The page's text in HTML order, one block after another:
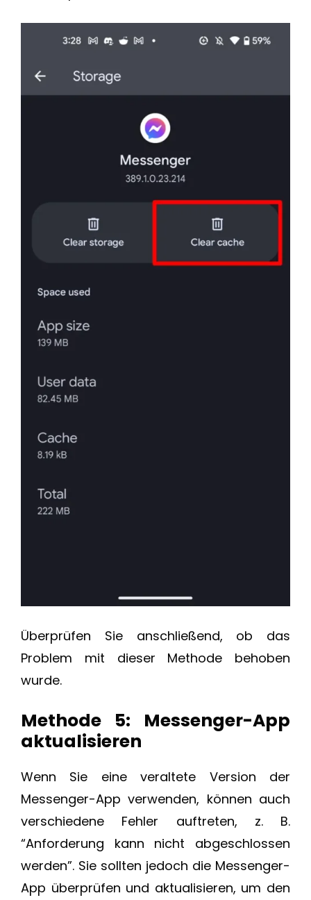
Überprüfen Sie anschließend, ob das
Problem mit dieser Methode behoben
wurde.
Methode 5: Messenger-App
aktualisieren
Wenn Sie eine veraltete Version der
Messenger-App verwenden, können auch
verschiedene Fehler auftreten, z. B.
“Anforderung kann nicht abgeschlossen
werden”. Sie sollten jedoch die Messenger-
App überprüfen und aktualisieren, um den